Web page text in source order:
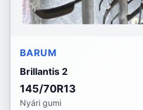
BARUM
Brillantis 2
145/70R13
Nyári gumi